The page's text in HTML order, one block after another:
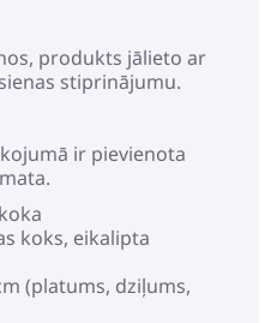
produkts jālieto ar
stiprinājumu.
ir pievienota
koks, eikalipta
(platums, dziļums,